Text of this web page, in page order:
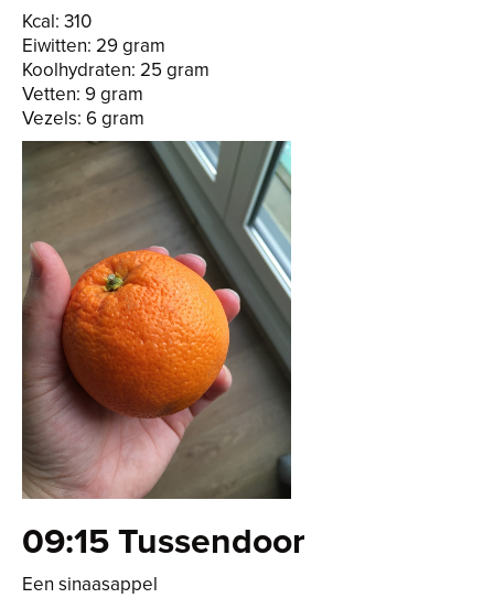
Kcal: 310
Eiwitten: 29 gram
Koolhydraten: 25 gram
Vetten: 9 gram
Vezels: 6 gram
09:15 Tussendoor
Een sinaasappel